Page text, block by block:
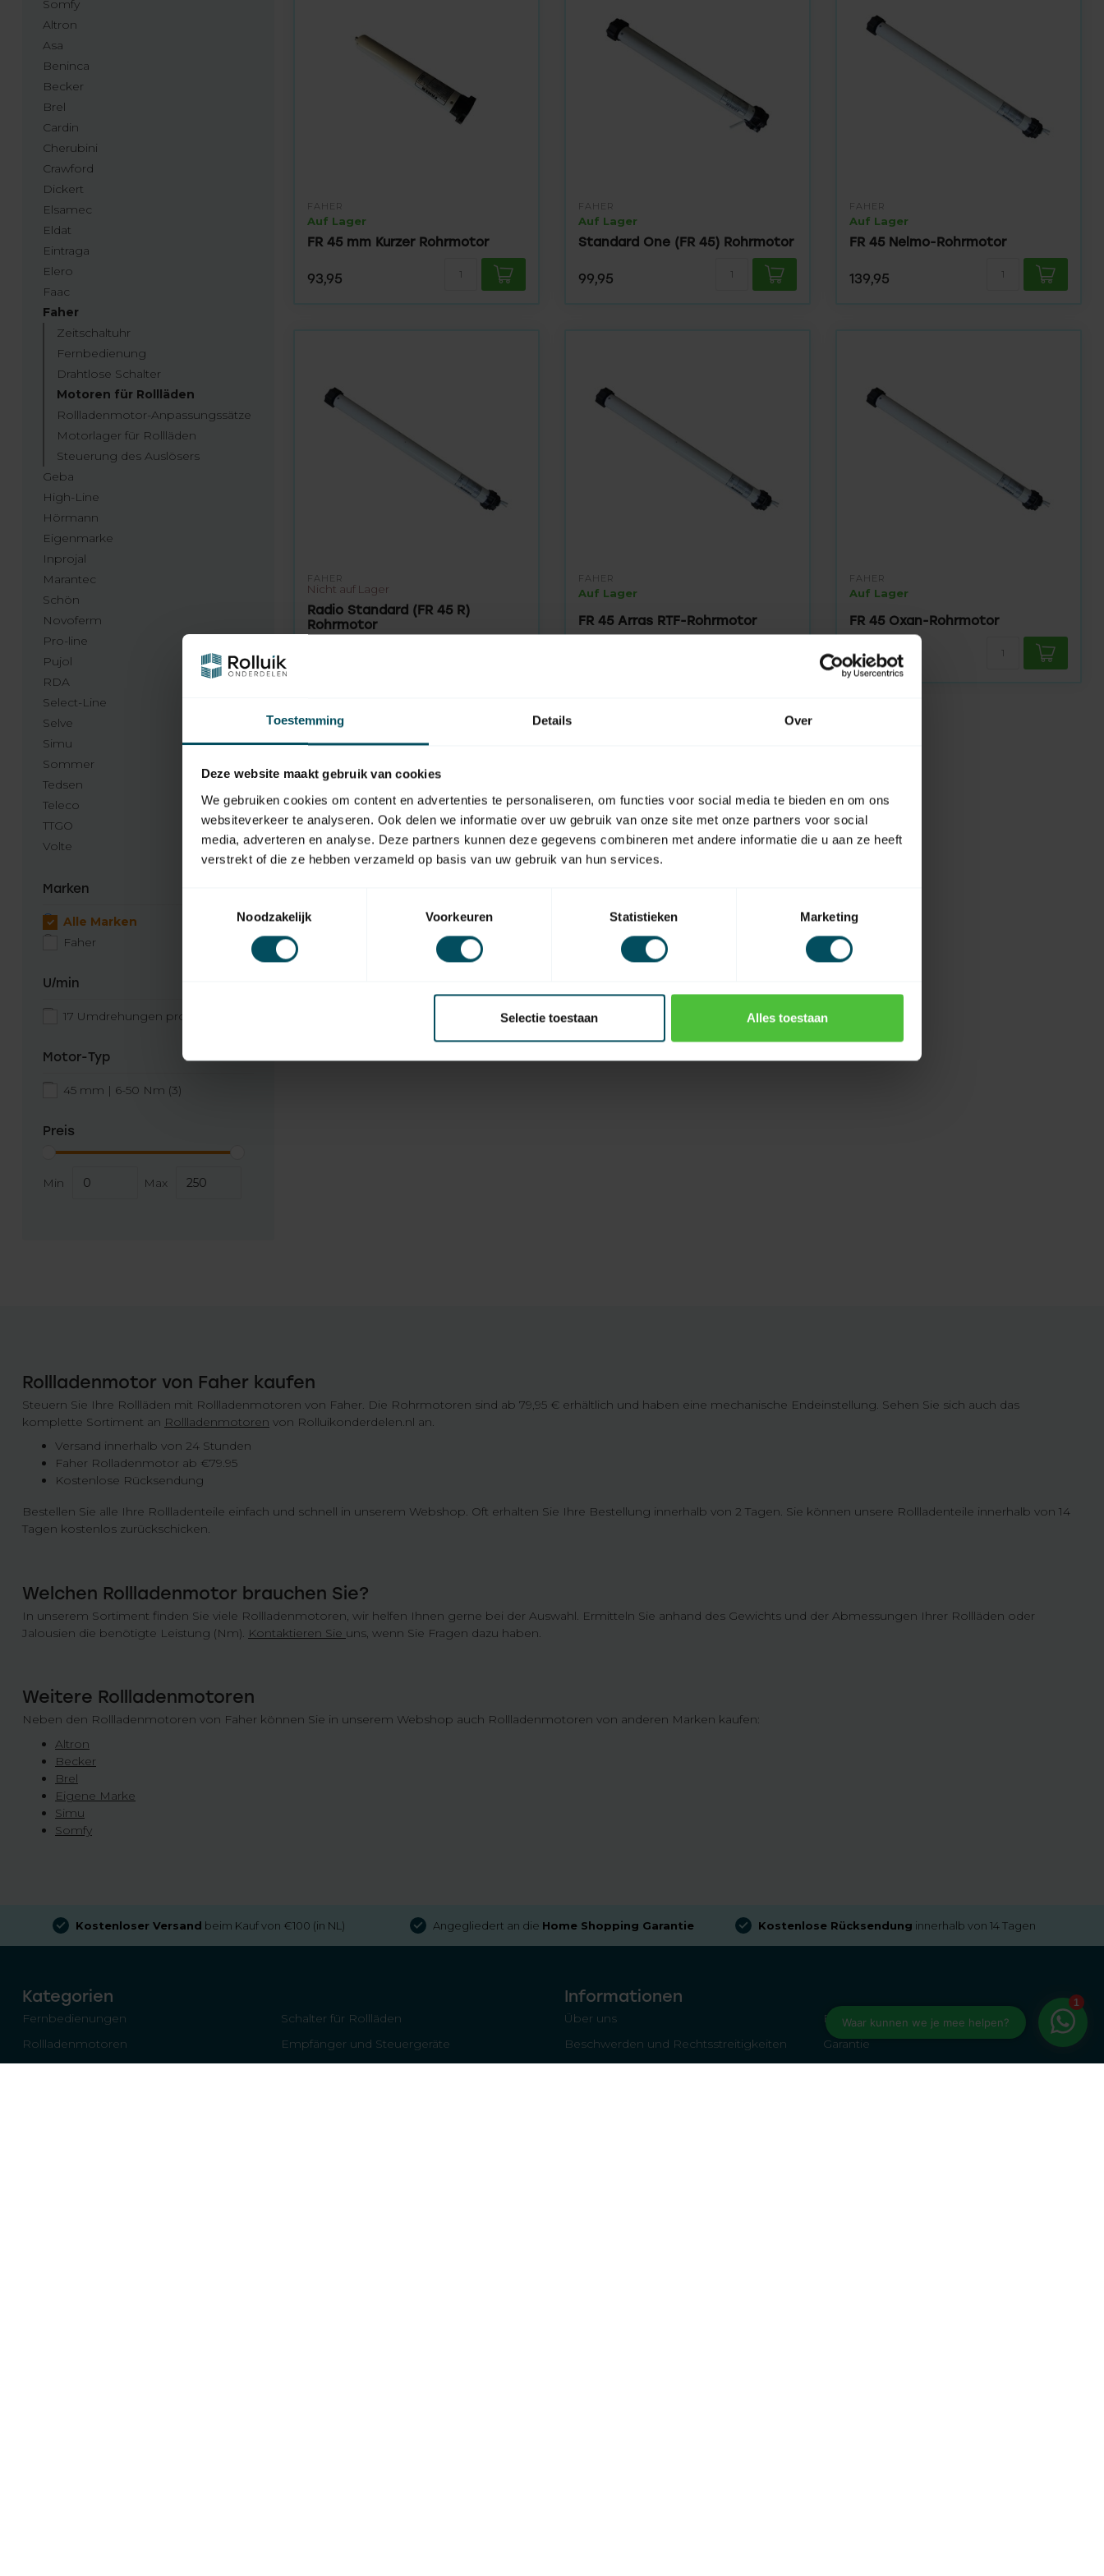
Toestemming Details Over
Deze website maakt gebruik van cookies
We gebruiken cookies om content en advertenties te personaliseren, om functies voor social media te bieden en om ons
websiteverkeer te analyseren. Ook delen we informatie over uw gebruik van onze site met onze partners voor social
media, adverteren en analyse. Deze partners kunnen deze gegevens combineren met andere informatie die u aan ze heeft
verstrekt of die ze hebben verzameld op basis van uw gebruik van hun services.
Noodzakelijk
Voorkeuren Statistieken Marketing
Selectie toestaan Alles toestaan
Somfy
Altron
Asa
Beninca
Becker
Brel
Cardin
Cherubini
Crawford
Dickert
Elsamec
Eldat
Eintraga
Elero
Faac
Faher
Zeitschaltuhr
Fernbedienung
Drahtlose Schalter
Motoren für Rollläden
Rollladenmotor-Anpassungssätze
Motorlager für Rollläden
Steuerung des Auslösers
Geba
High-Line
Hörmann
Eigenmarke
Inprojal
Marantec
Schön
Novoferm
Pro-line
Pujol
RDA
Select-Line
Selve
Simu
Sommer
Tedsen
Teleco
TTGO
Volte
Marken
Alle Marken
Faher
U/min
17 Umdrehungen pro Minute
Motor-Typ
45 mm | 6-50 Nm (3)
Preis
Min Max
FAHER
Auf Lager
FR 45 mm Kurzer Rohrmotor
93,95
FAHER
Auf Lager
Standard One (FR 45) Rohrmotor
99,95
FAHER
Auf Lager
FR 45 Nelmo-Rohrmotor
139,95
FAHER
Nicht auf Lager
Radio Standard (FR 45 R)
Rohrmotor
FAHER
Auf Lager
FR 45 Arras RTF-Rohrmotor
FAHER
Auf Lager
FR 45 Oxan-Rohrmotor
241,95
Rollladenmotor von Faher kaufen
Steuern Sie Ihre Rollläden mit Rollladenmotoren von Faher. Die Rohrmotoren sind ab 79,95 € erhältlich und haben eine mechanische Endeinstellung. Sehen Sie sich auch das
komplette Sortiment an Rollladenmotoren von Rolluikonderdelen.nl an.
Versand innerhalb von 24 Stunden
Faher Rolladenmotor ab €79.95
Kostenlose Rücksendung
Bestellen Sie alle Ihre Rollladenteile einfach und schnell in unserem Webshop. Oft erhalten Sie Ihre Bestellung innerhalb von 2 Tagen. Sie können unsere Rollladenteile innerhalb von 14
Tagen kostenlos zurückschicken.
Welchen Rollladenmotor brauchen Sie?
In unserem Sortiment finden Sie viele Rollladenmotoren, wir helfen Ihnen gerne bei der Auswahl. Ermitteln Sie anhand des Gewichts und der Abmessungen Ihrer Rollläden oder
Jalousien die benötigte Leistung (Nm). Kontaktieren Sie uns, wenn Sie Fragen dazu haben.
Weitere Rollladenmotoren
Neben den Rollladenmotoren von Faher können Sie in unserem Webshop auch Rollladenmotoren von anderen Marken kaufen:
Altron
Becker
Brel
Eigene Marke
Simu
Somfy
Kostenloser Versand beim Kauf von €100 (in NL) Angegliedert an die Home Shopping Garantie Kostenlose Rücksendung innerhalb von 14 Tagen
Kategorien
Fernbedienungen
Schalter für Rollläden
Rollladenmotoren
Empfänger und Steuergeräte
Informationen
Über uns
FAQs
Beschwerden und Rechtsstreitigkeiten
Garantie